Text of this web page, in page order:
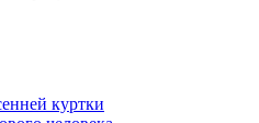
куртки